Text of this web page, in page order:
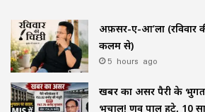
अफ़सर-ए-आ’ला (रविवार
कलम से)
5 hours ago
खबर का असर पैरी के
भूचाल! प्रणव पाल हटे, 10